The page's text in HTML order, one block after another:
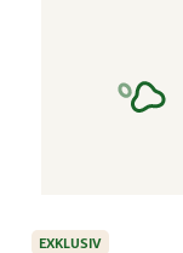
EXKLUSIV